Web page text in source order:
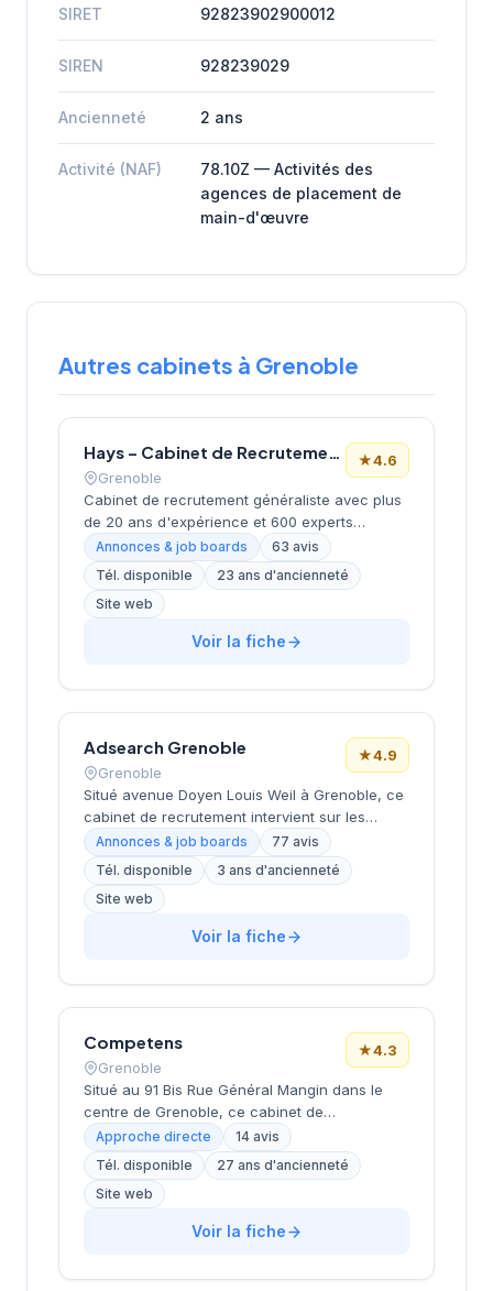
SIRET 92823902900012
SIREN 928239029
Ancienneté 2 ans
Activité (NAF)
78.10Z — Activités des
agences de placement de
main-d'œuvre
Autres cabinets à Grenoble
Hays – Cabinet de Recrutement Grenoble
Grenoble
★4.6
Cabinet de recrutement généraliste avec plus
de 20 ans d'expérience et 600 experts
répartis dans 17 bureaux en France. Positionné
comme cabinet de recrutement spécialisé
mettant l'humain au cœur de sa mission,
proposant des services d'accompagnement
de carrière et de placement en CDI, CDD et
freelance. Dispose d'une expertise en
Annonces & job boards
63 avis
Tél. disponible
23 ans d'ancienneté
Site web
Voir la fiche
Adsearch Grenoble
Grenoble
★4.9
Situé avenue Doyen Louis Weil à Grenoble, ce
cabinet de recrutement intervient sur les
profils cadres et dirigeants dans différents
secteurs d'activité. La structure propose un
accompagnement personnalisé aux
entreprises locales et nationales pour leurs
recherches de talents spécialisés. Les
consultants mettent en œuvre une approche
excellente réputation avec une note de 4,9/5
basée sur 77 avis clients.
Annonces & job boards
77 avis
Tél. disponible
3 ans d'ancienneté
Site web
Voir la fiche
Competens
Grenoble
★4.3
Situé au 91 Bis Rue Général Mangin dans le
centre de Grenoble, ce cabinet de
recrutement développe ses activités de
conseil en ressources humaines sous la
direction de M. Duhterian. La structure
accompagne les entreprises locales dans
leurs recrutements tout en maintenant une
approche de proximité avec les candidats de
Approche directe
14 avis
Tél. disponible
27 ans d'ancienneté
Site web
Voir la fiche